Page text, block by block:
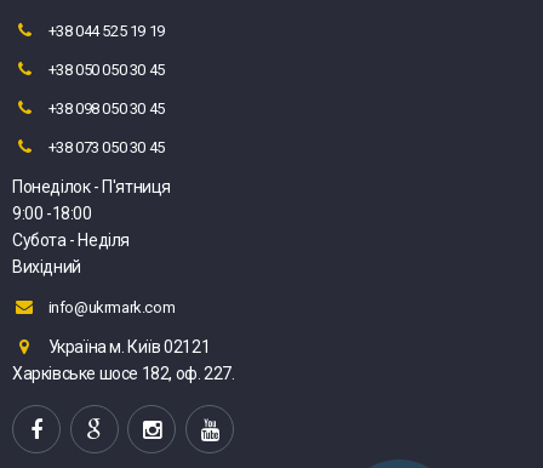
+38 044 525 19 19
+38 050 050 30 45
+38 098 050 30 45
+38 073 050 30 45
Понеділок - П'ятниця
9:00 -18:00
Субота - Неділя
Вихідний
info@ukrmark.com
Україна м. Київ 02121
Харківське шосе 182, оф. 227.